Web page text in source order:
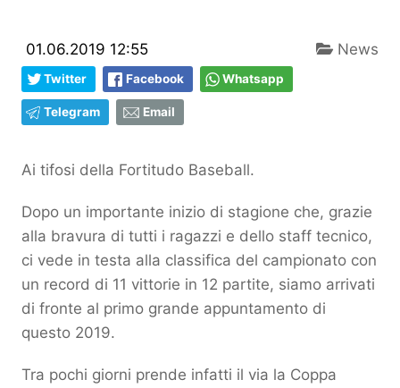
01.06.2019 12:55 News
Twitter Facebook Whatsapp
Telegram Email
Ai tifosi della Fortitudo Baseball.
Dopo un importante inizio di stagione che, grazie
alla bravura di tutti i ragazzi e dello staff tecnico,
ci vede in testa alla classifica del campionato con
un record di 11 vittorie in 12 partite, siamo arrivati
di fronte al primo grande appuntamento di
questo 2019.
Tra pochi giorni prende infatti il via la Coppa